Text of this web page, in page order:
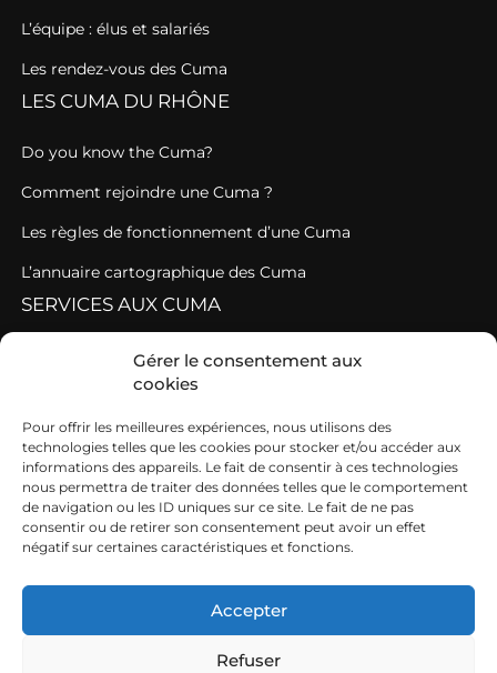
Gérer le consentement aux
cookies
Pour offrir les meilleures expériences, nous utilisons des
technologies telles que les cookies pour stocker et/ou accéder aux
informations des appareils. Le fait de consentir à ces technologies
nous permettra de traiter des données telles que le comportement
de navigation ou les ID uniques sur ce site. Le fait de ne pas
consentir ou de retirer son consentement peut avoir un effet
négatif sur certaines caractéristiques et fonctions.
Accepter
Refuser
L’équipe : élus et salariés
Les rendez-vous des Cuma
LES CUMA DU RHÔNE
Do you know the Cuma?
Comment rejoindre une Cuma ?
Les règles de fonctionnement d’une Cuma
L’annuaire cartographique des Cuma
SERVICES AUX CUMA
Assistance administrative et juridique
DiNA Cuma ou comment conseiller les Cuma
Se former
CONTACT
234 rue Général de Gaulle
69 530 BRIGNAIS